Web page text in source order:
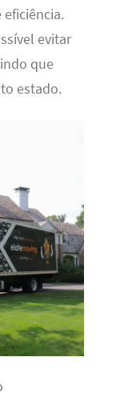
eficiência.
evitar
que
estado.